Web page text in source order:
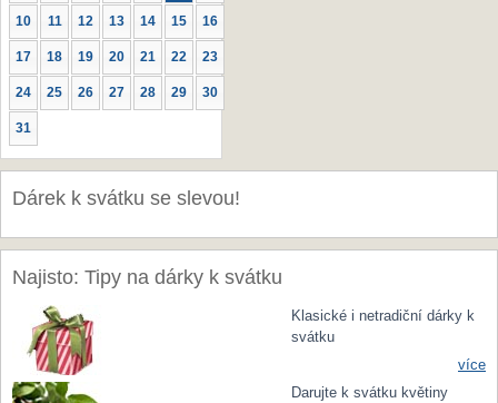
10 11 12 13 14 15 16
17 18 19 20 21 22 23
24 25 26 27 28 29 30
31
Dárek k svátku se slevou!
Najisto: Tipy na dárky k svátku
Klasické i netradiční dárky k
svátku
více
Darujte k svátku květiny